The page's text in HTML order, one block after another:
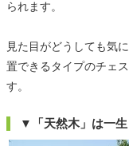
られます。
見た目がどうしても気
置できるタイプのチェ
す。
▼「天然木」は一